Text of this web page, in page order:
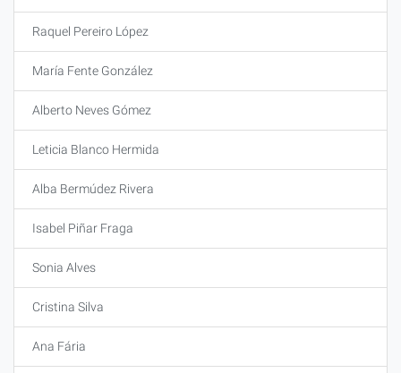
Raquel Pereiro López
María Fente González
Alberto Neves Gómez
Leticia Blanco Hermida
Alba Bermúdez Rivera
Isabel Piñar Fraga
Sonia Alves
Cristina Silva
Ana Fária